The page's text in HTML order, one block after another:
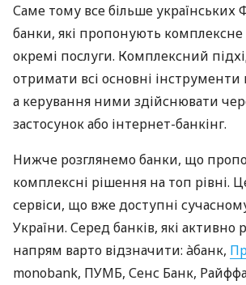
Саме тому все більше
банки, які пропонують
окремі послуги. Комплексний
отримати всі основні інструменти
а керування ними здійснювати
застосунок або інтернет-банкінг.
Нижче розглянемо банки, що
комплексні рішення на топ рівні.
сервіси, що вже доступні
України. Серед банків, які активно
напрям варто відзначити: àбанк,
monobank, ПУМБ, Сенс Банк,